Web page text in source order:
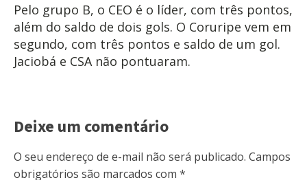
Pelo grupo B, o CEO é o líder, com três pontos,
além do saldo de dois gols. O Coruripe vem em
segundo, com três pontos e saldo de um gol.
Jaciobá e CSA não pontuaram.
Deixe um comentário
O seu endereço de e-mail não será publicado. Campos
obrigatórios são marcados com *